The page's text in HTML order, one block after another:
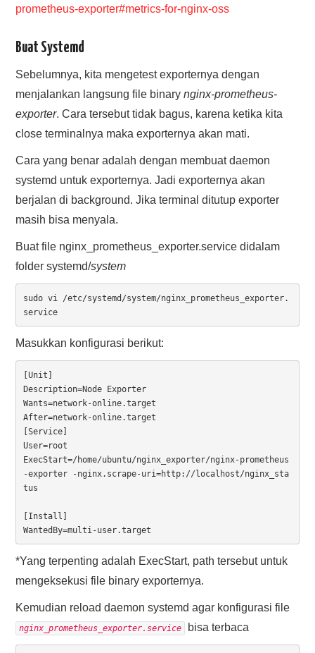
prometheus-exporter#metrics-for-nginx-oss
Buat Systemd
Sebelumnya, kita mengetest exporternya dengan
menjalankan langsung file binarynginx-prometheus-
exporter. Cara tersebut tidak bagus, karena ketika kita
close terminalnya maka exporternya akan mati.
Cara yang benar adalah dengan membuat daemon
systemd untuk exporternya. Jadi exporternya akan
berjalan di background. Jika terminal ditutup exporter
masih bisa menyala.
Buat file nginx_prometheus_exporter.service didalam
folder systemd/system
sudo vi /etc/systemd/system/nginx_prometheus_exporter.
service
Masukkan konfigurasi berikut:
[Unit]
Description=Node Exporter
Wants=network-online.target
After=network-online.target
[Service]
User=root
ExecStart=/home/ubuntu/nginx_exporter/nginx-prometheus
-exporter -nginx.scrape-uri=http://localhost/nginx_sta
tus
[Install]
WantedBy=multi-user.target
*Yang terpenting adalah ExecStart, path tersebut untuk
mengeksekusi file binary exporternya.
Kemudian reload daemon systemd agar konfigurasi file
nginx_prometheus_exporter.service bisa terbaca